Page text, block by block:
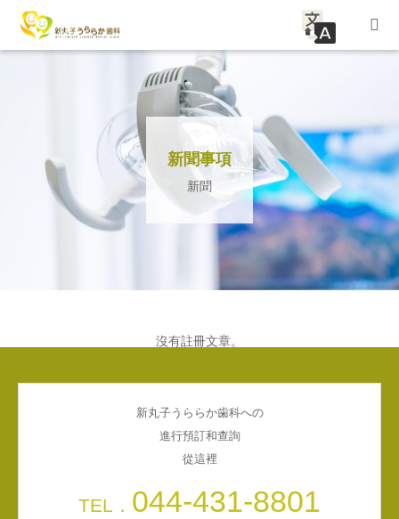
新聞事項
新聞
沒有註冊文章。
新丸子うららか歯科への
進行預訂和查詢
從這裡
TEL． 044-431-8801
診療内容
清潔（預防）
常見問題